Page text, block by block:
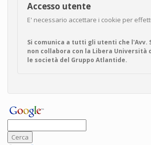
Accesso utente
E' necessario accettare i cookie per
Si comunica a tutti gli utenti che l'Avv.
non collabora con la Libera Università
le società del Gruppo Atlantide.